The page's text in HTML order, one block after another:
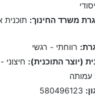
יסודי
משרד החינוך: תוכנית
רווחתי - רגשי
(יוצר התוכנית): חיצוני
עמותה